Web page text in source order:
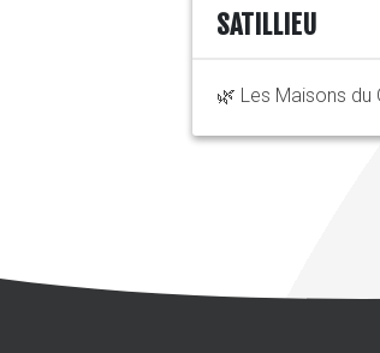
SATILLIEU
🌿 Les Maisons du